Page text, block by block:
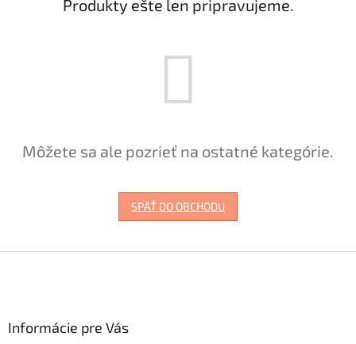
Produkty ešte len pripravujeme.
Môžete sa ale pozrieť na ostatné kategórie.
SPÄŤ DO OBCHODU
Informácie pre Vás